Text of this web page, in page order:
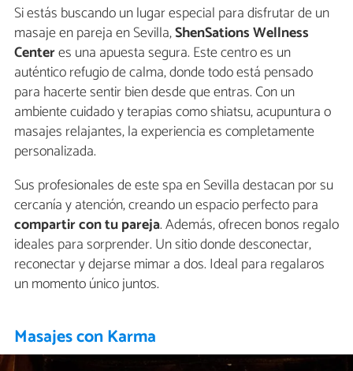
Si estás buscando un lugar especial para disfrutar de un
masaje en pareja en Sevilla,ShenSations Wellness
Centeres una apuesta segura. Este centro es un
auténtico refugio de calma, donde todo está pensado
para hacerte sentir bien desde que entras. Con un
ambiente cuidado y terapias como shiatsu, acupuntura o
masajes relajantes, la experiencia es completamente
personalizada.
Sus profesionales de este spa en Sevilla destacan por su
cercanía y atención, creando un espacio perfecto para
compartir con tu pareja. Además, ofrecen bonos regalo
ideales para sorprender. Un sitio donde desconectar,
reconectar y dejarse mimar a dos. Ideal para regalaros
un momento único juntos.
Masajes con Karma